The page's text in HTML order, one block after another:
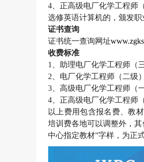
4 、正高级电厂化学工程师
选修英语计算机的，颁发
证书查询
证书统一查询网址
收费标准
1
、助理电厂化学工程师（
2 、电厂化学工程师（二级）
3 、高级电厂化学工程师（
4 、正高级电厂化学工程师
以上费用包含报名费、教
培训费各地可以调整外，
中心指定教材”字样，为正